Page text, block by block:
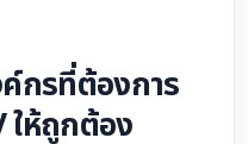
กรที่ต้องการ
ให้ถูกต้อง